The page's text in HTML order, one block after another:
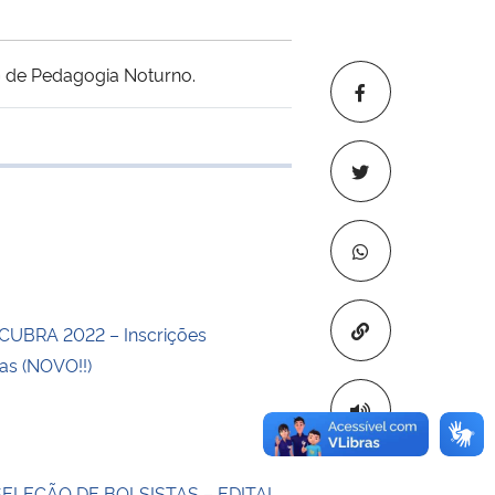
Copiar para
Pedagogia Noturno.
transferência
2022 – Inscrições
(NOVO!!)